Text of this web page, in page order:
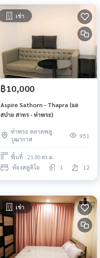
เช่า
฿10,000
Aspire Sathorn - Thapra (แอ
สปาย สาทร - ท่าพระ)
ท่าพระ ตลาดพลู
วุฒากาศ
951
พื้นที่ : 21.00 ตร.ม.
ห้องสตูดิโอ 1 12
เช่า